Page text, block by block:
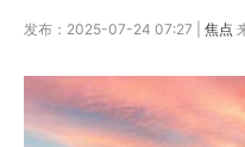
发布：2025-07-24 07:27 | 焦点